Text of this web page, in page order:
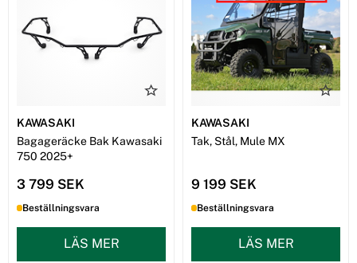
KAWASAKI
Bagageräcke Bak Kawasaki
750 2025+
3 799 SEK
Beställningsvara
LÄS MER
KAWASAKI
Tak, Stål, Mule MX
9 199 SEK
Beställningsvara
LÄS MER